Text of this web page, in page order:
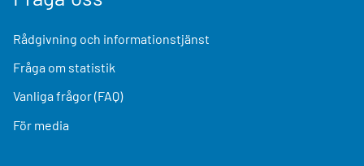
Rådgivning och informationstjänst
Fråga om statistik
Vanliga frågor (FAQ)
För media